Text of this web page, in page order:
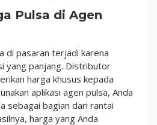
Pulsa di Agen
di pasaran terjadi karena
yang panjang. Distributor
harga khusus kepada
aplikasi agen pulsa, Anda
sebagai bagian dari rantai
harga yang Anda